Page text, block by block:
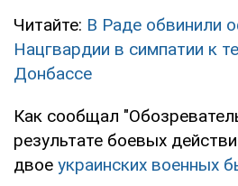
Читайте: В Раде обвинили
Нацгвардии в симпатии к
Донбассе
Как сообщал
результате боевых
двое украинских военных